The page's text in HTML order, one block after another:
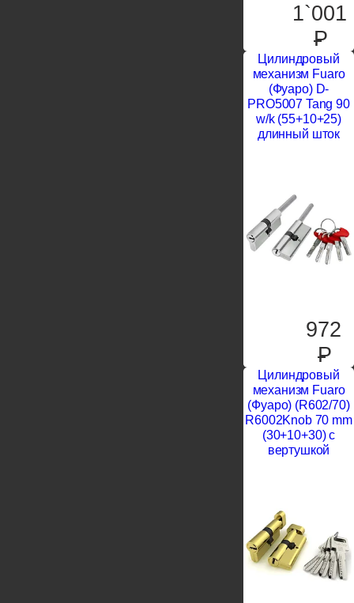
1`001
P
Цилиндровый
механизм Fuaro
(Фуаро) D-
PRO5007 Tang 90
w/k (55+10+25)
длинный шток
972
P
Цилиндровый
механизм Fuaro
(Фуаро) (R602/70)
R6002Knob 70 mm
(30+10+30) с
вертушкой